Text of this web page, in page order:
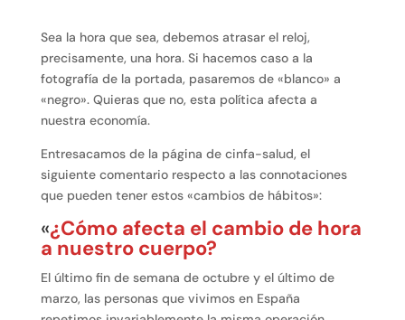
Sea la hora que sea, debemos atrasar el reloj,
precisamente, una hora. Si hacemos caso a la
fotografía de la portada, pasaremos de «blanco» a
«negro». Quieras que no, esta política afecta a
nuestra economía.
Entresacamos de la página de cinfa-salud, el
siguiente comentario respecto a las connotaciones
que pueden tener estos «cambios de hábitos»:
«¿Cómo afecta el cambio de hora
a nuestro cuerpo?
El último fin de semana de octubre y el último de
marzo, las personas que vivimos en España